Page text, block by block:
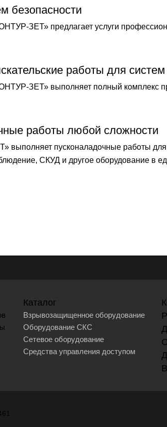
безопасности
ЗЕТ» предлагает услуги
работы для
ЗЕТ» выполняет полный комплекс
работы любой сложности
пусконаладочные работы
СКУД и другое оборудование в
Каталог
Взрывозащищенное оборудование
Оборудование СКС
Сетевое оборудование
Средства управления доступом